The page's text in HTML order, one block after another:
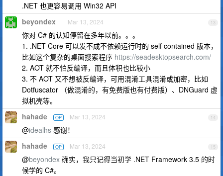
.NET 也更容易调用 Win32 API
13
beyondex Mar 13, 2024
你对 C# 的认知停留在多年以前。。。
1. .NET Core 可以发不成不依赖运行时的 self contained 版本，
比如这个复杂的桌面搜索程序 https://seadesktopsearch.com/
2. AOT 就不怕反编译，而且体积也比较小
3. 不 AOT 又不想被反编译，可用混淆工具混淆或加密，比如
Dotfuscator （做混淆的，有免费版也有付费版）、DNGuard 虚
拟机壳等。
14
hahade OP Mar 13, 2024
@idealhs 感谢！
15
hahade OP Mar 13, 2024
@beyondex 确实，我只记得当初学 .NET Framework 3.5 的时
候学的 C#。